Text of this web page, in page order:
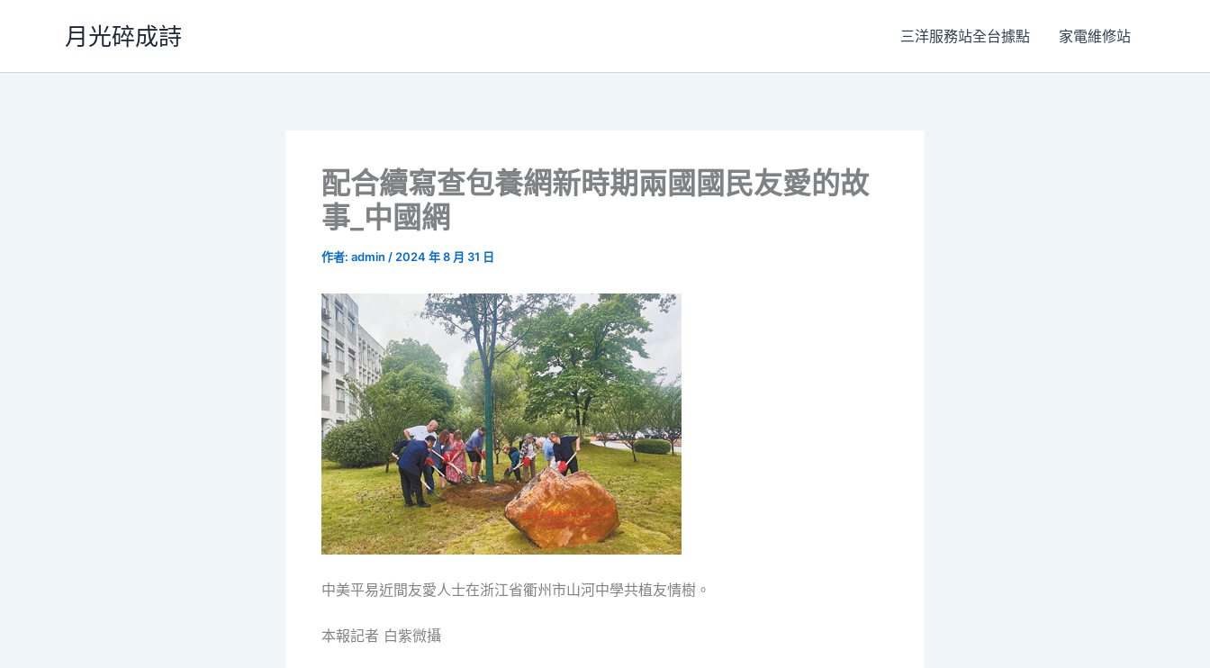
月光碎成詩 三洋服務站全台據點 家電維修站
配合續寫查包養網新時期兩國國民友愛的故
事_中國網
作者: admin / 2024 年 8 月 31 日
中美平易近間友愛人士在浙江省衢州市山河中學共植友情樹。
本報記者 白紫微攝